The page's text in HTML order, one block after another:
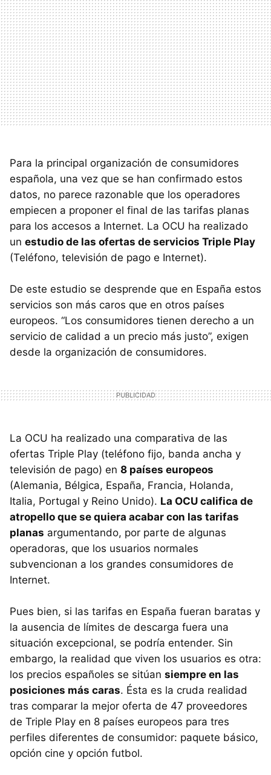
Para la principal organización de consumidores
española, una vez que se han confirmado estos
datos, no parece razonable que los operadores
empiecen a proponer el final de las tarifas planas
para los accesos a Internet. La OCU ha realizado
un estudio de las ofertas de servicios Triple Play
(Teléfono, televisión de pago e Internet).
De este estudio se desprende que en España estos
servicios son más caros que en otros países
europeos. “Los consumidores tienen derecho a un
servicio de calidad a un precio más justo”, exigen
desde la organización de consumidores.
La OCU ha realizado una comparativa de las
ofertas Triple Play (teléfono fijo, banda ancha y
televisión de pago) en 8 países europeos
(Alemania, Bélgica, España, Francia, Holanda,
Italia, Portugal y Reino Unido). La OCU califica de
atropello que se quiera acabar con las tarifas
planas argumentando, por parte de algunas
operadoras, que los usuarios normales
subvencionan a los grandes consumidores de
Internet.
Pues bien, si las tarifas en España fueran baratas y
la ausencia de límites de descarga fuera una
situación excepcional, se podría entender. Sin
embargo, la realidad que viven los usuarios es otra:
los precios españoles se sitúan siempre en las
posiciones más caras. Ésta es la cruda realidad
tras comparar la mejor oferta de 47 proveedores
de Triple Play en 8 países europeos para tres
perfiles diferentes de consumidor: paquete básico,
opción cine y opción futbol.